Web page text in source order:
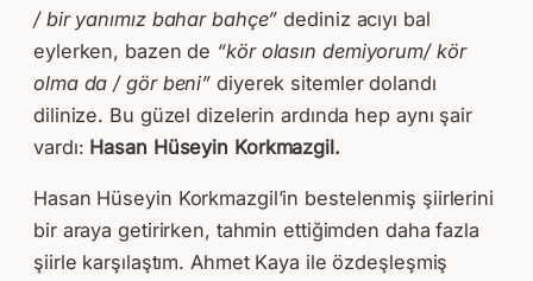
/ bir yanımız bahar bahçe” dediniz acıyı bal
eylerken, bazen de “kör olasın demiyorum/ kör
olma da / gör beni” diyerek sitemler dolandı
dilinize. Bu güzel dizelerin ardında hep aynı şair
vardı: Hasan Hüseyin Korkmazgil.
Hasan Hüseyin Korkmazgil’in bestelenmiş şiirlerini
bir araya getirirken, tahmin ettiğimden daha fazla
şiirle karşılaştım. Ahmet Kaya ile özdeşleşmiş